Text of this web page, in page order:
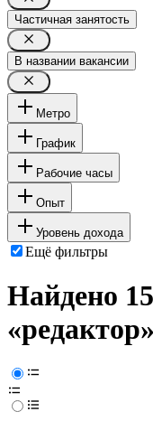
Частичная занятость
В названии вакансии
Метро
График
Рабочие часы
Опыт
Уровень дохода
Ещё фильтры
Найдено
«редактор»